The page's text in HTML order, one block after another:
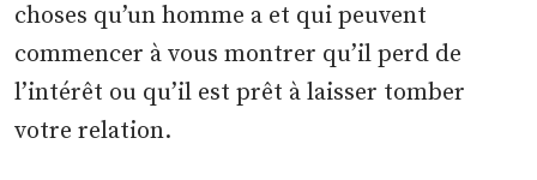
choses qu’un homme a et qui peuvent
commencer à vous montrer qu’il perd de
l’intérêt ou qu’il est prêt à laisser tomber
votre relation.